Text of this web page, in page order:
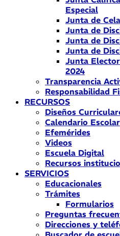
Especial
Junta de
Junta de
Junta de
Junta de
Junta
2024
Transparencia
Responsabilidad
RECURSOS
Diseños
Calendario Escolar
Efemérides
Videos
Escuela Digital
Recursos
SERVICIOS
Educacionales
Trámites
Formularios
Preguntas
Direcciones y